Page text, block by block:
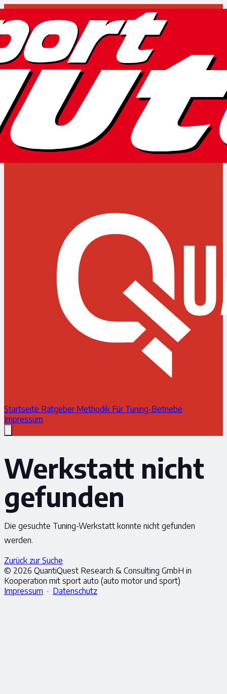
Startseite Ratgeber Methodik Für Tuning-Betriebe
Impressum
Werkstatt nicht
gefunden
Die gesuchte Tuning-Werkstatt konnte nicht gefunden
werden.
Zurück zur Suche
© 2026 QuantiQuest Research & Consulting GmbH in
Kooperation mit sport auto (auto motor und sport)
Impressum · Datenschutz